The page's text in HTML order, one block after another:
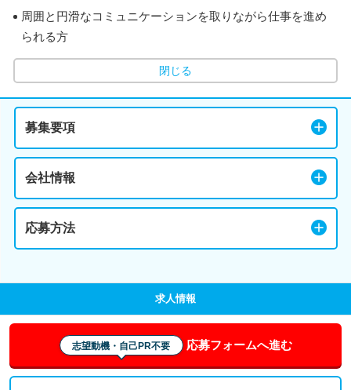
周囲と円滑なコミュニケーションを取りながら仕事を進め
られる方
閉じる
募集要項
会社情報
応募方法
求人情報
志望動機・自己PR不要 応募フォームへ進む